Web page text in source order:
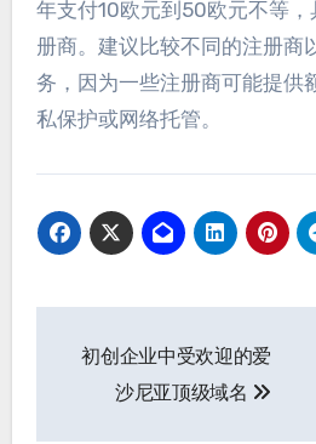
年支付10欧元到50欧元不等
册商。建议比较不同的注册商
务，因为一些注册商可能提供
私保护或网络托管。
navigation
初创企业中受欢迎的爱
沙尼亚顶级域名